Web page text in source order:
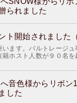
トレージュより、姉妹
馬 静夜殿高杉 小太郎
児殿栗栖 レイ殿真田
た。ナイルより、バルト
た。以上、ご報告申し上
られました
います。バルトレージ
ホスト人数が９０名を
よりアンケート投票を
果により、バルトレージ
イトの「ナイル」へ強
います。開始日：08月
音色様からリボン
した